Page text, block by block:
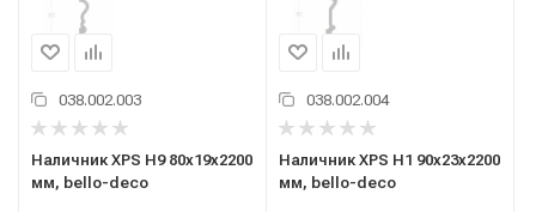
038.002.003
Наличник XPS H9 80х19х2200
мм, bello-deco
038.002.004
Наличник XPS H1 90х23х2200
мм, bello-deco